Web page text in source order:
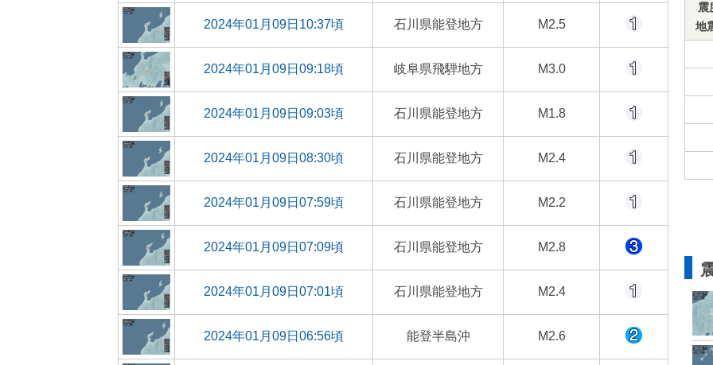
2024年01月09日10:37頃 石川県能登地方 M2.5
2024年01月09日09:18頃 岐阜県飛騨地方 M3.0
2024年01月09日09:03頃 石川県能登地方 M1.8
2024年01月09日08:30頃 石川県能登地方 M2.4
2024年01月09日07:59頃 石川県能登地方 M2.2
2024年01月09日07:09頃 石川県能登地方 M2.8
2024年01月09日07:01頃 石川県能登地方 M2.4
2024年01月09日06:56頃 能登半島沖 M2.6
震
地